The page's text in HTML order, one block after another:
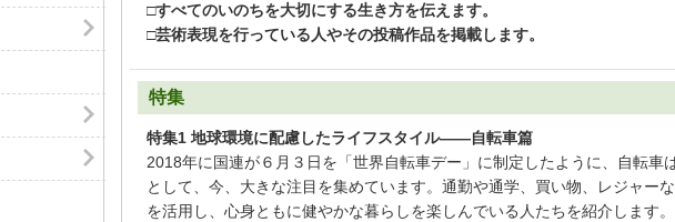
□すべてのいのちを大切にする生き方を伝えます。
□芸術表現を行っている人やその投稿作品を掲載します。
特集
特集1 地球環境に配慮したライフスタイル——自転車篇
2018年に国連が６月３日を「世界自転車デー」に制定したように、自転車
として、今、大きな注目を集めています。通勤や通学、買い物、レジャー
を活用し、心身ともに健やかな暮らしを楽しんでいる人たちを紹介します。